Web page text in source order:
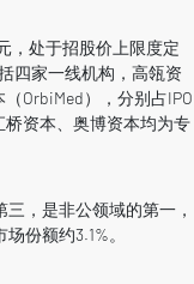
，处于招股价上限度定
四家一线机构，高瓴资
OrbiMed），分别占IPO
桥资本、奥博资本均为专
，是非公领域的第一，
份额约3.1%。